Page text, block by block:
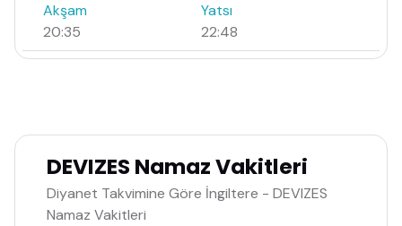
Akşam
20:35
Yatsı
22:48
DEVIZES Namaz Vakitleri
Diyanet Takvimine Göre İngiltere - DEVIZES
Namaz Vakitleri